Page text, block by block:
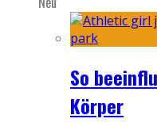
So
Körper